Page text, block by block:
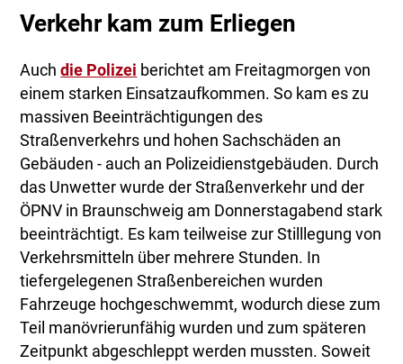
Verkehr kam zum Erliegen
Auchdie Polizei berichtet am Freitagmorgen von
einem starken Einsatzaufkommen. So kam es zu
massiven Beeinträchtigungen des
Straßenverkehrs und hohen Sachschäden an
Gebäuden - auch an Polizeidienstgebäuden. Durch
das Unwetter wurde der Straßenverkehr und der
ÖPNV in Braunschweig am Donnerstagabend stark
beeinträchtigt. Es kam teilweise zur Stilllegung von
Verkehrsmitteln über mehrere Stunden. In
tiefergelegenen Straßenbereichen wurden
Fahrzeuge hochgeschwemmt, wodurch diese zum
Teil manövrierunfähig wurden und zum späteren
Zeitpunkt abgeschleppt werden mussten. Soweit